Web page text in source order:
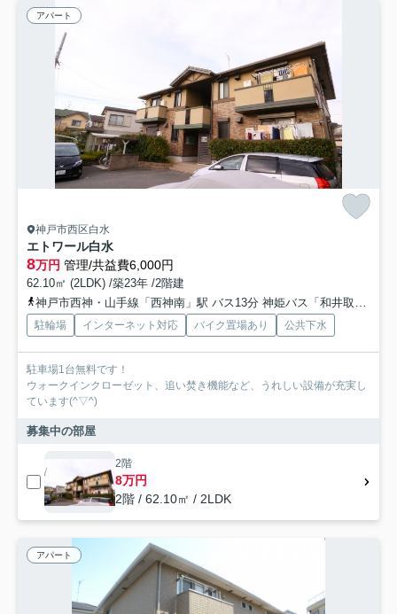
アパート
神戸市西区白水
エトワール白水
8万円 管理/共益費6,000円
62.10㎡ (2LDK) /築23年 /2階建
神戸市西神・山手線「西神南」駅 バス13分 神姫バス「和井取」 停歩2分
駐輪場 インターネット対応 バイク置場あり 公共下水
駐車場1台無料です！
ウォークインクローゼット、追い焚き機能など、うれしい設備が充実し
ています(^▽^)
募集中の部屋
2階
8万円
2階 / 62.10㎡ / 2LDK
アパート